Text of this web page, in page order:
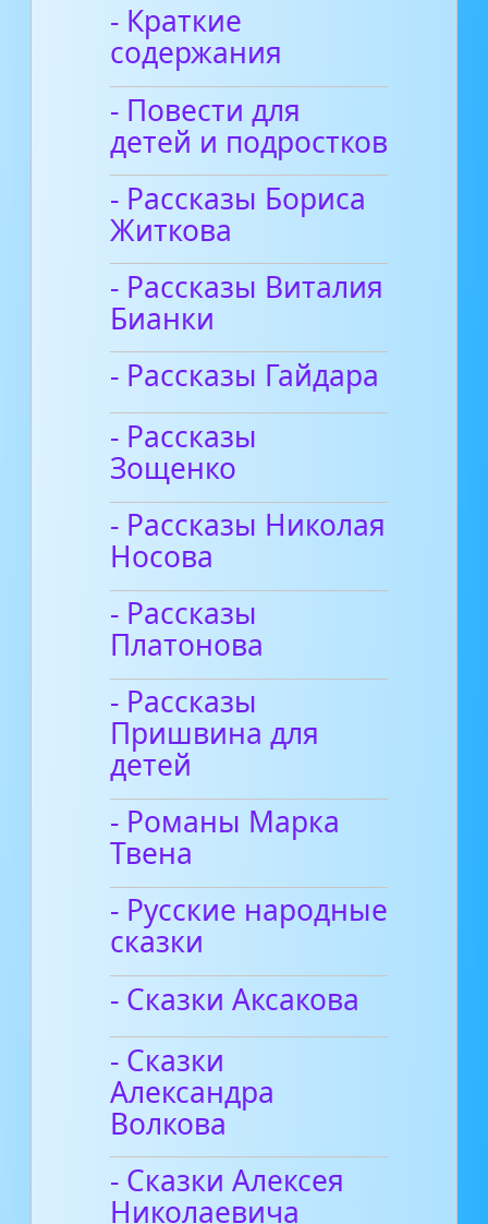
- Краткие
содержания
- Повести для
детей и подростков
- Рассказы Бориса
Житкова
- Рассказы Виталия
Бианки
- Рассказы Гайдара
- Рассказы
Зощенко
- Рассказы Николая
Носова
- Рассказы
Платонова
- Рассказы
Пришвина для
детей
- Романы Марка
Твена
- Русские народные
сказки
- Сказки Аксакова
- Сказки
Александра
Волкова
- Сказки Алексея
Николаевича